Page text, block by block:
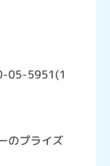
05-5951(1
のプライズ